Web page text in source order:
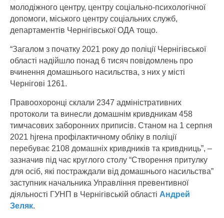
молодіжного центру, центру соціально-психологічної
допомоги, міського центру соціальних служб,
департаментів Чернігівської ОДА тощо.
“Загалом з початку 2021 року до поліції Чернігівської
області надійшло понад 6 тисяч повідомлень про
вчинення домашнього насильства, з них у місті
Чернігові 1261.
Правоохоронці склали 2347 адміністративних
протоколи та винесли домашнім кривдникам 458
тимчасових заборонних приписів. Станом на 1 серпня
2021 hjreна профілактичному обліку в поліції
перебуває 2108 домашніх кривдників та кривдниць”, –
зазначив під час круглого столу “Створення притулку
для осіб, які постраждали від домашнього насильства”
заступник начальника Управління превентивної
діяльності ГУНП в Чернігівській області Андрей
Зеляк.